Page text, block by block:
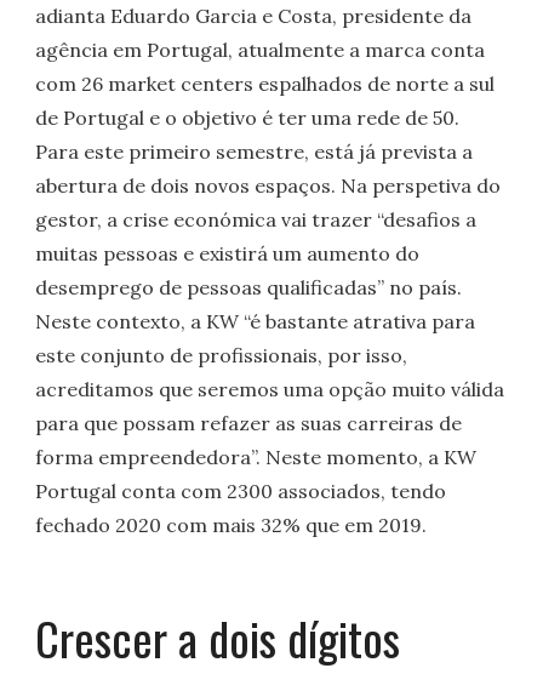
adianta Eduardo Garcia e Costa, presidente da
agência em Portugal, atualmente a marca conta
com 26 market centers espalhados de norte a sul
de Portugal e o objetivo é ter uma rede de 50.
Para este primeiro semestre, está já prevista a
abertura de dois novos espaços. Na perspetiva do
gestor, a crise económica vai trazer “desafios a
muitas pessoas e existirá um aumento do
desemprego de pessoas qualificadas” no país.
Neste contexto, a KW “é bastante atrativa para
este conjunto de profissionais, por isso,
acreditamos que seremos uma opção muito válida
para que possam refazer as suas carreiras de
forma empreendedora”. Neste momento, a KW
Portugal conta com 2300 associados, tendo
fechado 2020 com mais 32% que em 2019.
Crescer a dois dígitos